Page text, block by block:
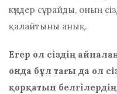
күндер сұрайды, оның
қалайтыны анық.
Егер ол сіздің
онда бұл тағы да ол
қорқатын белгілердің